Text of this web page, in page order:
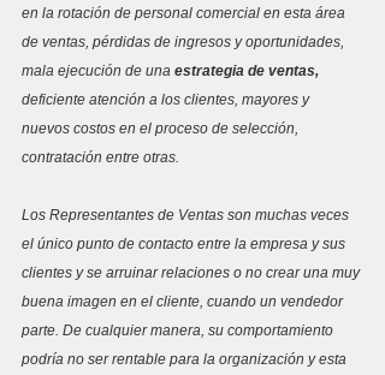
en la rotación de personal comercial en esta área
de ventas, pérdidas de ingresos y oportunidades,
mala ejecución de una estrategia de ventas,
deficiente atención a los clientes, mayores y
nuevos costos en el proceso de selección,
contratación entre otras.
Los Representantes de Ventas son muchas veces
el único punto de contacto entre la empresa y sus
clientes y se arruinar relaciones o no crear una muy
buena imagen en el cliente, cuando un vendedor
parte. De cualquier manera, su comportamiento
podría no ser rentable para la organización y esta